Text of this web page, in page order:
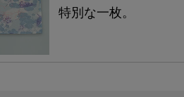
特別な一枚。